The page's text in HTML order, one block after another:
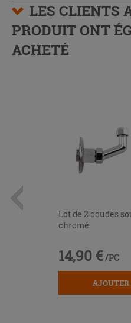
LES CLIENTS
PRODUIT ONT
ACHETÉ
Lot de 2 coudes
chromé
14,90 € /PC
AJOUTER